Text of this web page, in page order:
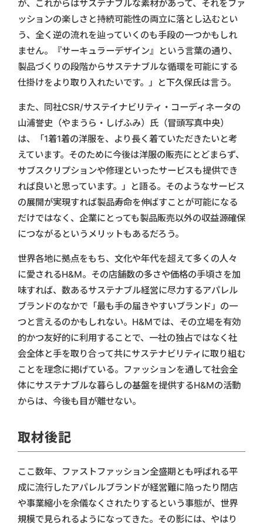
が、これからはサステナブルな素材があって、それをファ
ッションの楽しさと持続可能性の両立に落とし込むとい
う、全く逆の流れを辿っていくのも手段の一つかもしれ
ません。『サーキュラーデザイン』という言葉の通り、
製品づくりの段階からサステナブルな循環を可能にする
仕掛けをより取り入れたいです。」と下久保氏は言う。
また、同社CSR/サステイナビリティ・コーディネータの
山浦誉史（やまうら・しげふみ）氏（冒頭写真中央）
は、「1着1着の洋服を、より長く着ていただきたいと考
えています。そのために今後は洋服の販売にとどまらず、
サブスクリプションや修理といったサービスも提供でき
れば良いと思っています。」と語る。そのようなサービス
の展開が実現すれば製品寿命を伸ばすことが可能になる
だけではなく、企業にとっても製品販売以外の収益源確保
につながるというメリットもあるだろう。
世界各地に拠点をもち、文化や年代を超えて多くの人々
に愛されるH&M。その店舗数の多さや価格の手頃さを加
味すれば、数あるサステナブル経営に尽力するアパレル
ブランドのなかで「最も手の届きやすいブランド」の一
つと言えるのかもしれない。H&Mでは、その立場を有効
的かつ友好的に利用することで、一社の独占ではなく社
会全体と手を取り合って共にサステナビリティに取り組む
ことを理念に掲げている。ファッションを通して社会全
体にサステナブルな暮らしの基盤を提供するH&Mの活動
からは、今後も目が離せない。
取材後記
ここ数年、ファストファッション全盛期とも呼ばれる平
成に流行したアパレルブランドが経営難に陥ったり閉店
や事業縮小を余儀なくされたりするという事態が、世界
規模で見られるようになってきた。その影には、やはり